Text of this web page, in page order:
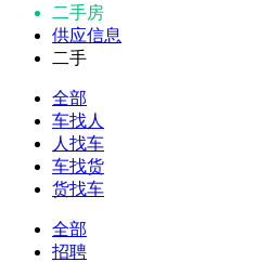
二手房
供应信息
二手
全部
车找人
人找车
车找货
货找车
全部
招聘